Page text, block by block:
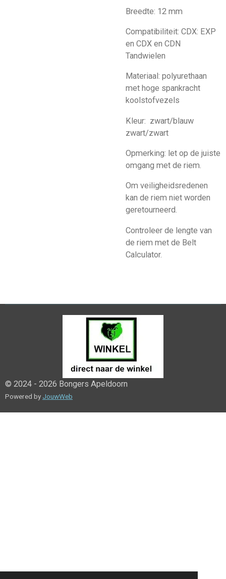
Breedte: 12 mm
Compatibiliteit: CDX: EXP
en CDX en CDN
Tandwielen
Materiaal: polyurethaan
met hoge spankracht
koolstofvezels
Kleur: zwart/blauw
zwart/zwart
Opmerking: let op de juiste
omgang met de riem.
Om veiligheidsredenen
kan de riem niet worden
geretourneerd.
Controleer de lengte van
de riem met de Belt
Calculator.
© 2024 - 2026 Bongers Apeldoorn
Powered by JouwWeb